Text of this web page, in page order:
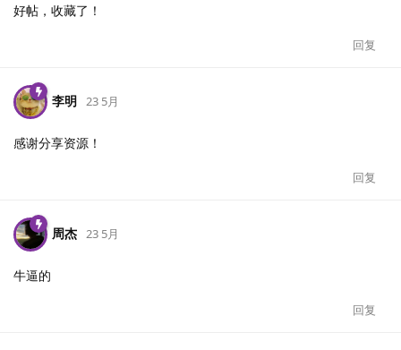
好帖，收藏了！
回复
李明 23 5月
感谢分享资源！
回复
周杰 23 5月
牛逼的
回复